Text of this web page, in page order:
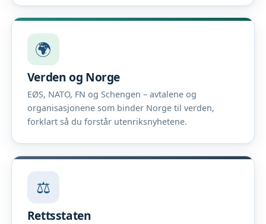
🌍
Verden og Norge
EØS, NATO, FN og Schengen – avtalene og
organisasjonene som binder Norge til verden,
forklart så du forstår utenriksnyhetene.
⚖️
Rettsstaten